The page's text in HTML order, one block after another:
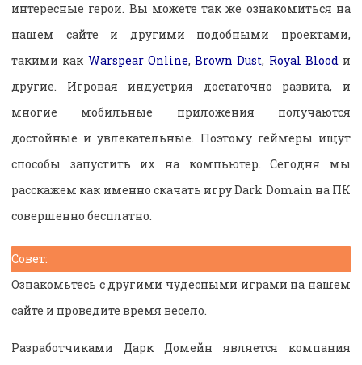
интересные герои. Вы можете так же ознакомиться на
нашем сайте и другими подобными проектами,
такими как Warspear Online, Brown Dust, Royal Bloodи
другие. Игровая индустрия достаточно развита, и
многие мобильные приложения получаются
достойные и увлекательные. Поэтому геймеры ищут
способы запустить их на компьютер. Сегодня мы
расскажем как именно скачать игру Dark Domain на ПК
совершенно бесплатно.
Совет:
Ознакомьтесь с другими чудесными играми на нашем
сайте и проведите время весело.
Разработчиками Дарк Домейн является компания